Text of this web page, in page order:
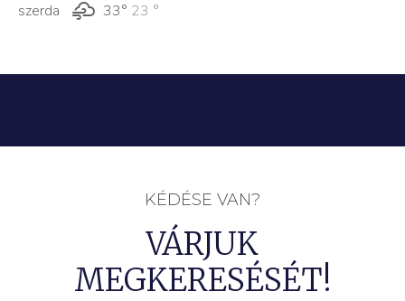
szerda
33° 23 °
KÉDÉSE VAN?
VÁRJUK
MEGKERESÉSÉT!